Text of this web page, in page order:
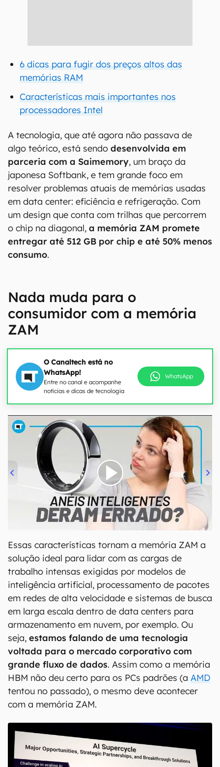
6 dicas para fugir dos preços altos das
memórias RAM
Características mais importantes nos
processadores Intel
A tecnologia, que até agora não passava de
algo teórico, está sendo desenvolvida em
parceria com a Saimemory, um braço da
japonesa Softbank, e tem grande foco em
resolver problemas atuais de memórias usadas
em data center: eficiência e refrigeração. Com
um design que conta com trilhas que percorrem
o chip na diagonal, a memória ZAM promete
entregar até 512 GB por chip e até 50% menos
consumo.
Nada muda para o
consumidor com a memória
ZAM
O Canaltech está no
WhatsApp!
Entre no canal e acompanhe
notícias e dicas de tecnologia
WhatsApp
00:00/21:11
Essas características tornam a memória ZAM a
solução ideal para lidar com as cargas de
trabalho intensas exigidas por modelos de
inteligência artificial, processamento de pacotes
em redes de alta velocidade e sistemas de busca
em larga escala dentro de data centers para
armazenamento em nuvem, por exemplo. Ou
seja, estamos falando de uma tecnologia
voltada para o mercado corporativo com
grande fluxo de dados. Assim como a memória
HBM não deu certo para os PCs padrões (a AMD
tentou no passado), o mesmo deve acontecer
com a memória ZAM.